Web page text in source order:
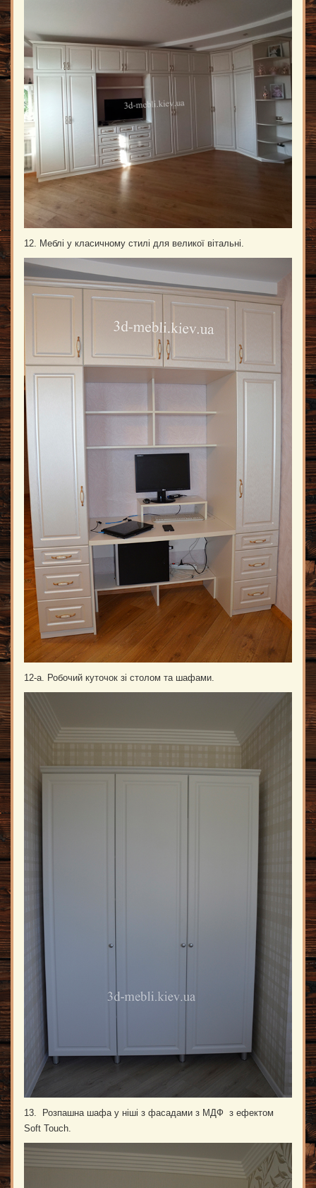
12. Меблі у класичному стилі для великої вітальні.
12-а. Робочий куточок зі столом та шафами.
13. Розпашна шафа у ніші з фасадами з МДФ з ефектом
Soft Touch.